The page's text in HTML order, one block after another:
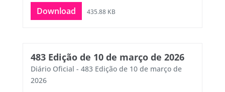
Download 435.88 KB
483 Edição de 10 de março de 2026
Diário Oficial - 483 Edição de 10 de março de
2026